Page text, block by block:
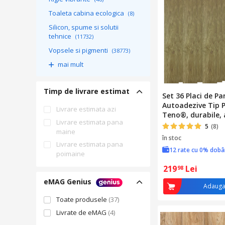
Toaleta cabina ecologica (8)
Silicon, spume si solutii
tehnice (11732)
Vopsele si pigmenti (38773)
mai mult
Timp de livrare estimat
Livrare estimata azi
Livrare estimata pana
maine
Livrare estimata pana
poimaine
eMAG Genius
Toate produsele (37)
Livrate de eMAG (4)
Set 36 Placi de
Autoadezive Tip
Teno®, durabile,
puternic, PVC,
cm, 4.9 m²/box,
5 (8)
în stoc
12 rate cu 0%
21998 Lei